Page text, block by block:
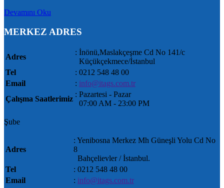
Devamını Oku
MERKEZ ADRES
Adres
: İnönü,Maslakçeşme Cd No 141/c
Küçükçekmece/İstanbul
Tel
: 0212 548 48 00
Email
: info@itags.com.tr
Çalışma Saatlerimiz
: Pazartesi - Pazar
07:00 AM ‐ 23:00 PM
Şube
Adres
: Yenibosna Merkez Mh Güneşli Yolu Cd No
8
Bahçelievler / İstanbul.
Tel
: 0212 548 48 00
Email
: info@itags.com.tr